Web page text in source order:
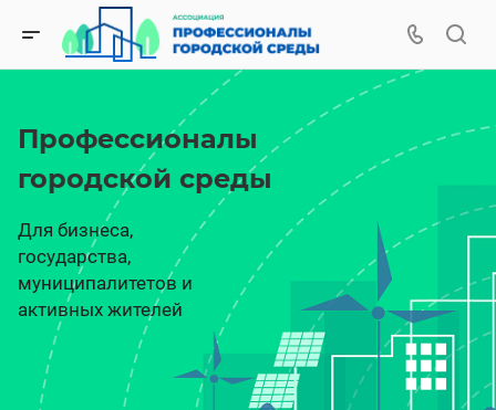
Профессионалы
городской среды
Для бизнеса,
государства,
муниципалитетов и
активных жителей